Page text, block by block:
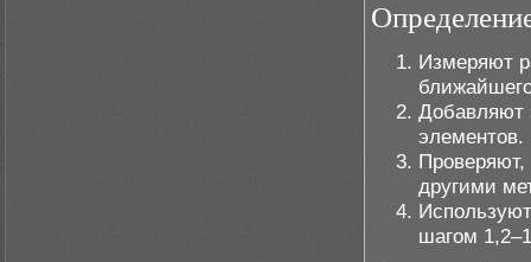
Измеряют
Добавляют
элементов.
Проверяют,
другими
шагом